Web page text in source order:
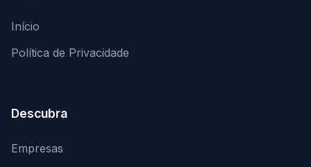
Início
Política de Privacidade
Descubra
Empresas